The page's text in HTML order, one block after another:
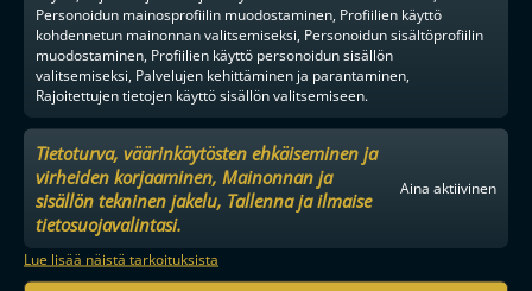
Personoidun mainosprofiilin muodostaminen, Profiilien käyttö
kohdennetun mainonnan valitsemiseksi, Personoidun sisältöprofiilin
muodostaminen, Profiilien käyttö personoidun sisällön
valitsemiseksi, Palvelujen kehittäminen ja parantaminen,
Rajoitettujen tietojen käyttö sisällön valitsemiseen.
Tietoturva, väärinkäytösten ehkäiseminen ja
virheiden korjaaminen, Mainonnan ja
sisällön tekninen jakelu, Tallenna ja ilmaise
tietosuojavalintasi.
Aina aktiivinen
Lue lisää näistä tarkoituksista
MAAILMAN VIIHDYTTÄVINTÄ SALIBANDYA